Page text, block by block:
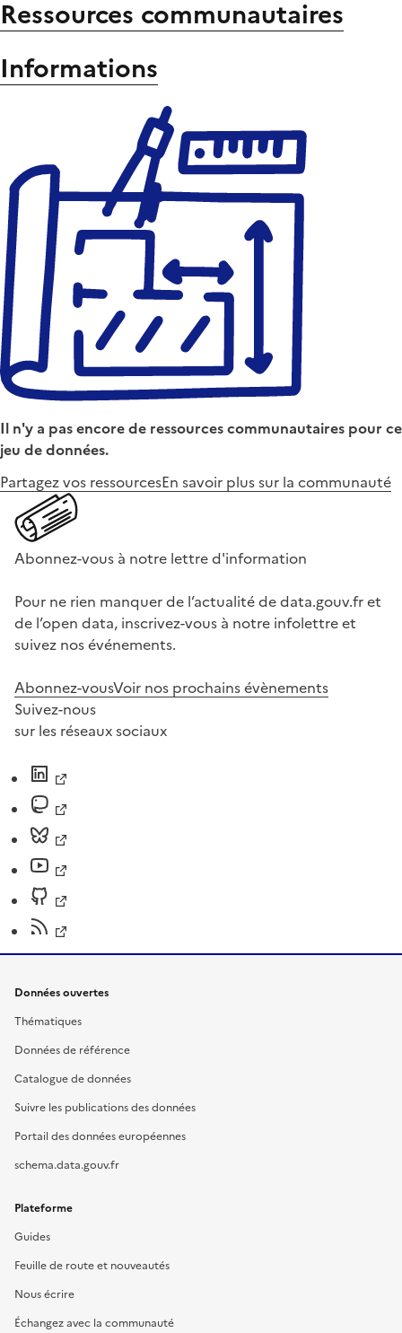
Ressources communautaires
Informations
Il n'y a pas encore de ressources communautaires pour ce
jeu de données.
Partagez vos ressourcesEn savoir plus sur la communauté
Abonnez-vous à notre lettre d'information
Pour ne rien manquer de l’actualité de data.gouv.fr et
de l’open data, inscrivez-vous à notre infolettre et
suivez nos événements.
Abonnez-vousVoir nos prochains évènements
Suivez-nous
sur les réseaux sociaux
Données ouvertes
Thématiques
Données de référence
Catalogue de données
Suivre les publications des données
Portail des données européennes
schema.data.gouv.fr
Plateforme
Guides
Feuille de route et nouveautés
Nous écrire
Échangez avec la communauté